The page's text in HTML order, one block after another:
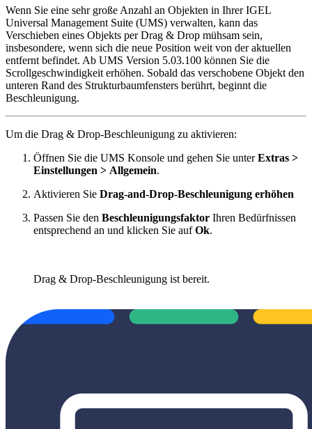
Wenn Sie eine sehr große Anzahl an Objekten in Ihrer IGEL
Universal Management Suite (UMS) verwalten, kann das
Verschieben eines Objekts per Drag & Drop mühsam sein,
insbesondere, wenn sich die neue Position weit von der aktuellen
entfernt befindet. Ab UMS Version 5.03.100 können Sie die
Scrollgeschwindigkeit erhöhen. Sobald das verschobene Objekt den
unteren Rand des Strukturbaumfensters berührt, beginnt die
Beschleunigung.
Um die Drag & Drop-Beschleunigung zu aktivieren:
Öffnen Sie die UMS Konsole und gehen Sie unterExtras >
Einstellungen > Allgemein.
Aktivieren Sie Drag-and-Drop-Beschleunigung erhöhen
Passen Sie den Beschleunigungsfaktor Ihren Bedürfnissen
entsprechend an und klicken Sie aufOk.
Drag & Drop-Beschleunigung ist bereit.